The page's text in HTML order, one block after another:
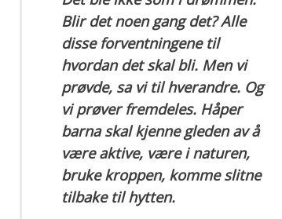
Blir det noen gang det? Alle
disse forventningene til
hvordan det skal bli. Men vi
prøvde, sa vi til hverandre. Og
vi prøver fremdeles. Håper
barna skal kjenne gleden av å
være aktive, være i naturen,
bruke kroppen, komme slitne
tilbake til hytten.